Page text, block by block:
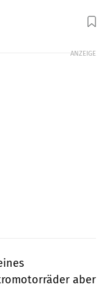
Foto: Massimo Sestini
ANZEIGE
aber